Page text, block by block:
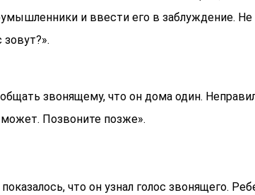
и ввести его в заблуждение.
звонящему, что он дома один.
Позвоните позже».
что он узнал голос звонящего.